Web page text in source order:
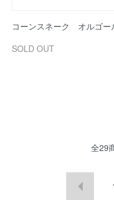
コーンスネーク オルゴー
SOLD OUT
全29